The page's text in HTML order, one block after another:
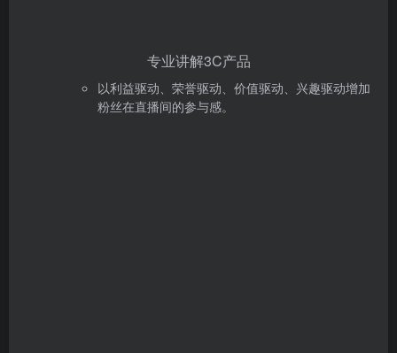
专业讲解3C产品
以利益驱动、荣誉驱动、价值驱动、兴趣驱动增加
粉丝在直播间的参与感。